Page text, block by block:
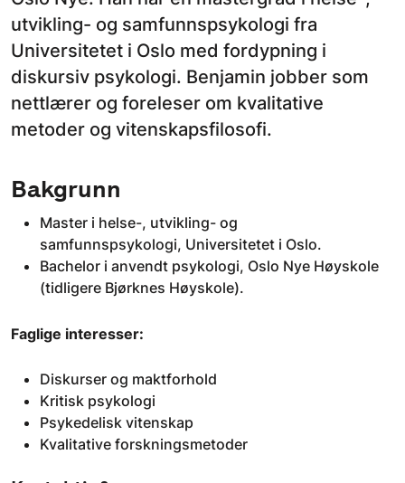
utvikling- og samfunnspsykologi fra
Universitetet i Oslo med fordypning i
diskursiv psykologi. Benjamin jobber som
nettlærer og foreleser om kvalitative
metoder og vitenskapsfilosofi.
Bakgrunn
Master i helse-, utvikling- og
samfunnspsykologi, Universitetet i Oslo.
Bachelor i anvendt psykologi, Oslo Nye Høyskole
(tidligere Bjørknes Høyskole).
Faglige interesser:
Diskurser og maktforhold
Kritisk psykologi
Psykedelisk vitenskap
Kvalitative forskningsmetoder